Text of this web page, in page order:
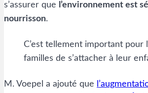
s’assurer que
l’environnement est
nourrisson.
C’est tellement important pour
familles de s’attacher à leur
M. Voepel a ajouté que